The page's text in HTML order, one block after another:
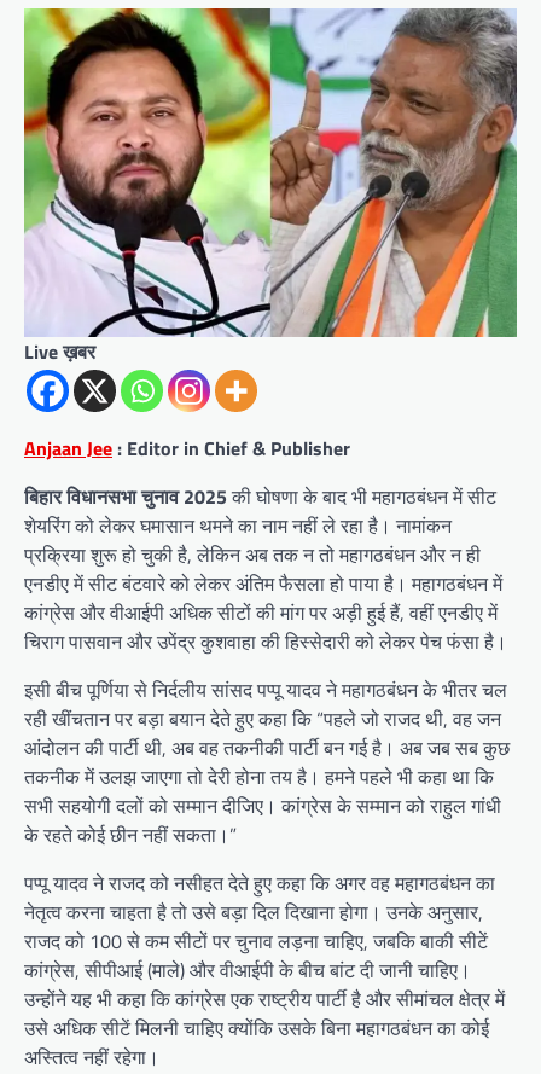
Live ख़बर
Anjaan Jee : Editor in Chief & Publisher
बिहार विधानसभा चुनाव 2025की घोषणा के बाद भी महागठबंधन में सीट
शेयरिंग को लेकर घमासान थमने का नाम नहीं ले रहा है। नामांकन
प्रक्रिया शुरू हो चुकी है, लेकिन अब तक न तो महागठबंधन और न ही
एनडीए में सीट बंटवारे को लेकर अंतिम फैसला हो पाया है। महागठबंधन में
कांग्रेस और वीआईपी अधिक सीटों की मांग पर अड़ी हुई हैं, वहीं एनडीए में
चिराग पासवान और उपेंद्र कुशवाहा की हिस्सेदारी को लेकर पेच फंसा है।
इसी बीच पूर्णिया से निर्दलीय सांसद पप्पू यादव ने महागठबंधन के भीतर चल
रही खींचतान पर बड़ा बयान देते हुए कहा कि “पहले जो राजद थी, वह जन
आंदोलन की पार्टी थी, अब वह तकनीकी पार्टी बन गई है। अब जब सब कुछ
तकनीक में उलझ जाएगा तो देरी होना तय है। हमने पहले भी कहा था कि
सभी सहयोगी दलों को सम्मान दीजिए। कांग्रेस के सम्मान को राहुल गांधी
के रहते कोई छीन नहीं सकता।”
पप्पू यादव ने राजद को नसीहत देते हुए कहा कि अगर वह महागठबंधन का
नेतृत्व करना चाहता है तो उसे बड़ा दिल दिखाना होगा। उनके अनुसार,
राजद को 100 से कम सीटों पर चुनाव लड़ना चाहिए, जबकि बाकी सीटें
कांग्रेस, सीपीआई (माले) और वीआईपी के बीच बांट दी जानी चाहिए।
उन्होंने यह भी कहा कि कांग्रेस एक राष्ट्रीय पार्टी है और सीमांचल क्षेत्र में
उसे अधिक सीटें मिलनी चाहिए क्योंकि उसके बिना महागठबंधन का कोई
अस्तित्व नहीं रहेगा।